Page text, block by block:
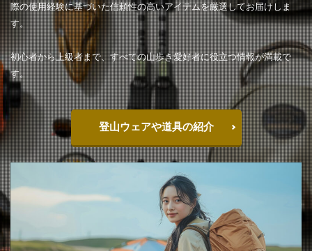
際の使用経験に基づいた信頼性の高いアイテムを厳選してお届けしま
す。
初心者から上級者まで、すべての山歩き愛好者に役立つ情報が満載で
す。
登山ウェアや道具の紹介